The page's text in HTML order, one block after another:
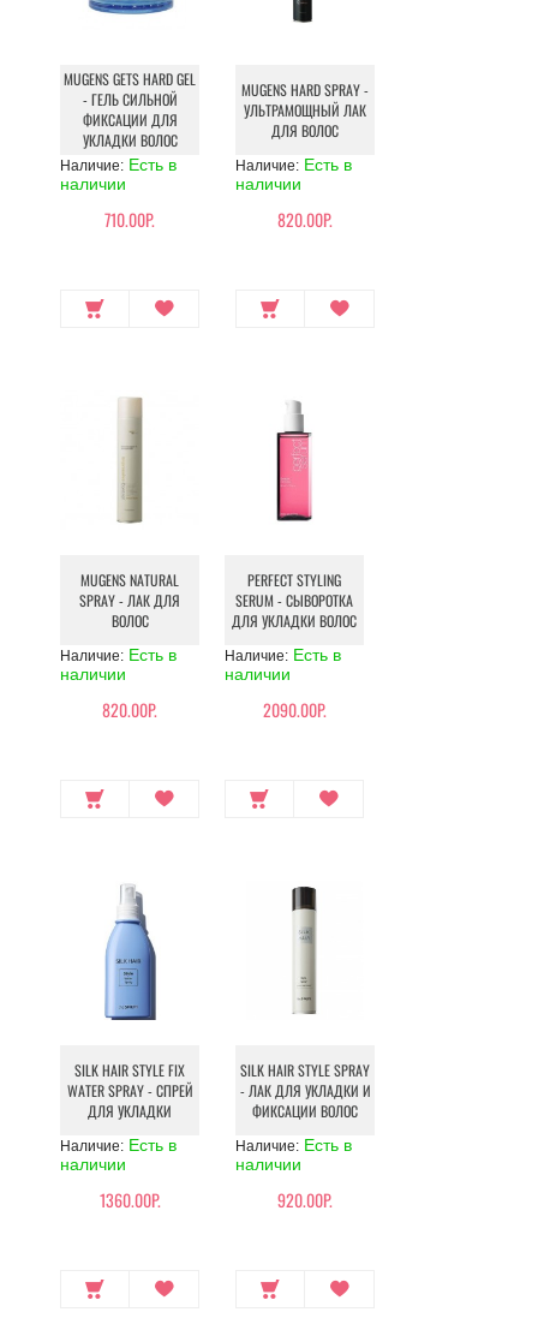
MUGENS GETS HARD GEL
- ГЕЛЬ СИЛЬНОЙ
ФИКСАЦИИ ДЛЯ
УКЛАДКИ ВОЛОС
Наличие: Есть в
наличии
710.00Р.
MUGENS HARD SPRAY -
УЛЬТРАМОЩНЫЙ ЛАК
ДЛЯ ВОЛОС
Наличие: Есть в
наличии
820.00Р.
MUGENS NATURAL
SPRAY - ЛАК ДЛЯ
ВОЛОС
Наличие: Есть в
наличии
820.00Р.
PERFECT STYLING
SERUM - СЫВОРОТКА
ДЛЯ УКЛАДКИ ВОЛОС
Наличие: Есть в
наличии
2090.00Р.
SILK HAIR STYLE FIX
WATER SPRAY - СПРЕЙ
ДЛЯ УКЛАДКИ
Наличие: Есть в
наличии
1360.00Р.
SILK HAIR STYLE SPRAY
- ЛАК ДЛЯ УКЛАДКИ И
ФИКСАЦИИ ВОЛОС
Наличие: Есть в
наличии
920.00Р.